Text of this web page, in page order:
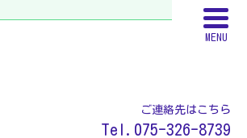
MENU
ご連絡先はこちら
Tel.075-326-8739